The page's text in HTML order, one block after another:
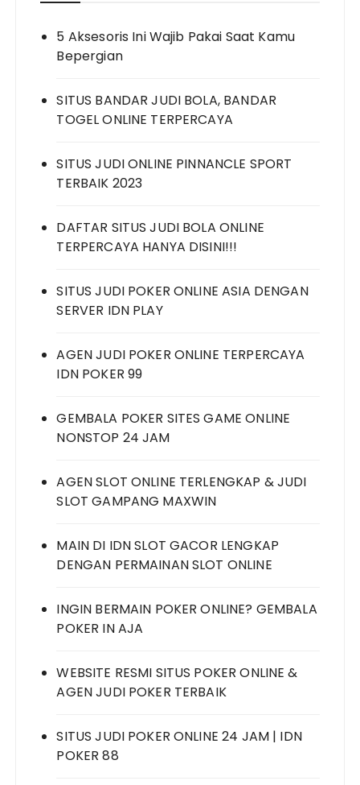
5 Aksesoris Ini Wajib Pakai Saat Kamu
Bepergian
SITUS BANDAR JUDI BOLA, BANDAR
TOGEL ONLINE TERPERCAYA
SITUS JUDI ONLINE PINNANCLE SPORT
TERBAIK 2023
DAFTAR SITUS JUDI BOLA ONLINE
TERPERCAYA HANYA DISINI!!!
SITUS JUDI POKER ONLINE ASIA DENGAN
SERVER IDN PLAY
AGEN JUDI POKER ONLINE TERPERCAYA
IDN POKER 99
GEMBALA POKER SITES GAME ONLINE
NONSTOP 24 JAM
AGEN SLOT ONLINE TERLENGKAP & JUDI
SLOT GAMPANG MAXWIN
MAIN DI IDN SLOT GACOR LENGKAP
DENGAN PERMAINAN SLOT ONLINE
INGIN BERMAIN POKER ONLINE? GEMBALA
POKER IN AJA
WEBSITE RESMI SITUS POKER ONLINE &
AGEN JUDI POKER TERBAIK
SITUS JUDI POKER ONLINE 24 JAM | IDN
POKER 88